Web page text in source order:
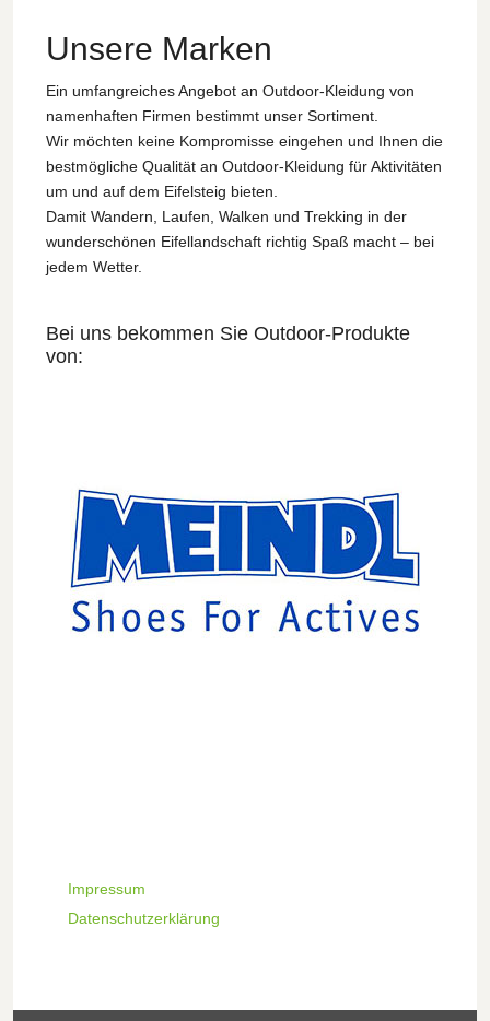
Unsere Marken
Ein umfangreiches Angebot an Outdoor-Kleidung von
namenhaften Firmen bestimmt unser Sortiment.
Wir möchten keine Kompromisse eingehen und Ihnen die
bestmögliche Qualität an Outdoor-Kleidung für Aktivitäten
um und auf dem Eifelsteig bieten.
Damit Wandern, Laufen, Walken und Trekking in der
wunderschönen Eifellandschaft richtig Spaß macht – bei
jedem Wetter.
Bei uns bekommen Sie Outdoor-Produkte
von:
Impressum
Datenschutzerklärung